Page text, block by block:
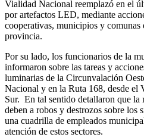
Vialidad Nacional reemplazó en el
por artefactos LED, mediante
cooperativas, municipios y comunas
provincia.
Por su lado, los funcionarios de la
informaron sobre las tareas y
luminarias de la Circunvalación
Nacional y en la Ruta 168, desde el
Sur. En tal sentido detallaron que la
deben a robos y destrozos sobre los
una cuadrilla de empleados
atención de estos sectores.